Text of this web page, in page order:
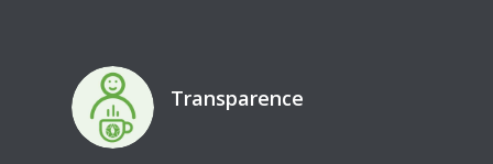
Transparence